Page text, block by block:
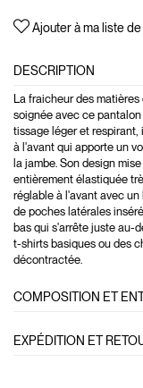
Ajouter à ma liste
DESCRIPTION
La fraicheur des
soignée avec ce
tissage léger et
à l'avant qui apporte un
la jambe. Son design
entièrement élastiquée
réglable à l'avant avec
de poches latérales
bas qui s'arrête juste au-
t-shirts basiques ou des
décontractée.
COMPOSITION ET
EXPÉDITION ET